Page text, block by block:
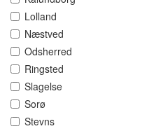
Lolland
Næstved
Odsherred
Ringsted
Slagelse
Sorø
Stevns